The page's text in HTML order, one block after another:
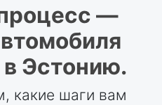
—
в Эстонию.
какие шаги вам